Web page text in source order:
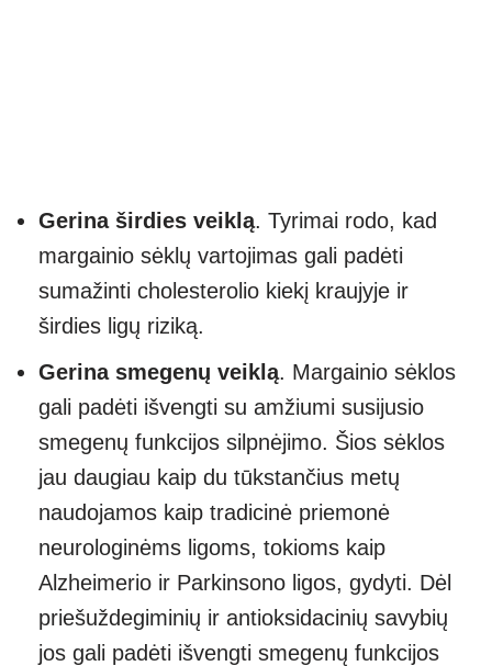
Gerina širdies veiklą. Tyrimai rodo, kad
margainio sėklų vartojimas gali padėti
sumažinti cholesterolio kiekį kraujyje ir
širdies ligų riziką.
Gerina smegenų veiklą. Margainio sėklos
gali padėti išvengti su amžiumi susijusio
smegenų funkcijos silpnėjimo. Šios sėklos
jau daugiau kaip du tūkstančius metų
naudojamos kaip tradicinė priemonė
neurologinėms ligoms, tokioms kaip
Alzheimerio ir Parkinsono ligos, gydyti. Dėl
priešuždegiminių ir antioksidacinių savybių
jos gali padėti išvengti smegenų funkcijos